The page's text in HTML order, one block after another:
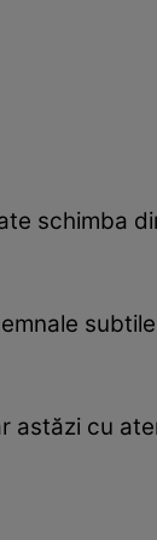
schimba
astăzi cu